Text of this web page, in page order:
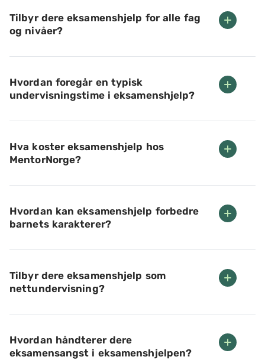
Tilbyr dere eksamenshjelp for alle fag
og nivåer?
Hvordan foregår en typisk
undervisningstime i eksamenshjelp?
Hva koster eksamenshjelp hos
MentorNorge?
Hvordan kan eksamenshjelp forbedre
barnets karakterer?
Tilbyr dere eksamenshjelp som
nettundervisning?
Hvordan håndterer dere
eksamensangst i eksamenshjelpen?